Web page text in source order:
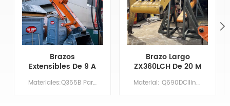
Brazos
Extensibles De 9 A
Brazo De Materiales:Q355B Par&aacute;metros principales Modelo CAT325-7 Longitud de la pluma XX Largo del brazo 9 Volumen del cuchar&oacute;n/m&sup3; 0,7 Contrapeso NO HAY NECESIDAD
Brazo Largo
ZX360LCH De 20 M
Niveladora Y Material: Q690DCilindro: Tamaño originalBoom: 11,37 MBrazo: 8,63 mCubo: 1,5 m³Imprimación/Recubrimiento: Imprimación rica en zinc aplicada mediante pulverización.